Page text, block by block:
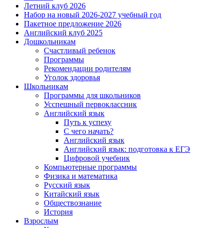
Летний клуб 2026
Набор на новый 2026-2027 учебный год
Пакетное предложение 2026
Английский клуб 2025
Дошкольникам
Счастливый ребенок
Программы
Рекомендации родителям
Уголок здоровья
Школьникам
Программы для школьников
Усспешный первоклассник
Английский язык
Путь к успеху
С чего начать?
Английский язык
Английский язык: подготовка к ЕГЭ
Цифровой учебник
Компьютерные программы
Физика и математика
Русский язык
Китайский язык
Обществознание
История
Взрослым